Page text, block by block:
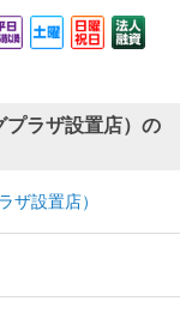
プラザ設置店）の
ザ設置店）